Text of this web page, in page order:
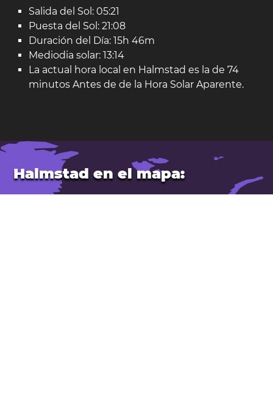
Salida del Sol: 05:21
Puesta del Sol: 21:08
Duración del Día: 15h 46m
Mediodia solar: 13:14
La actual hora local en Halmstad es la de 74
minutos Antes de de la Hora Solar Aparente.
Halmstad en el mapa: